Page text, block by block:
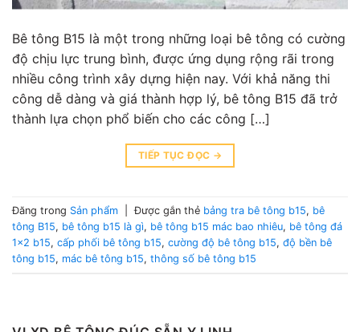
Bê tông B15 là một trong những loại bê tông có cường
độ chịu lực trung bình, được ứng dụng rộng rãi trong
nhiều công trình xây dựng hiện nay. Với khả năng thi
công dễ dàng và giá thành hợp lý, bê tông B15 đã trở
thành lựa chọn phổ biến cho các công […]
TIẾP TỤC ĐỌC →
Đăng trong Sản phẩm Được gắn thẻ bảng tra bê tông b15, bê
tông B15, bê tông b15 là gì, bê tông b15 mác bao nhiêu, bê tông đá
1x2 b15, cấp phối bê tông b15, cường độ bê tông b15, độ bền bê
tông b15, mác bê tông b15, thông số bê tông b15